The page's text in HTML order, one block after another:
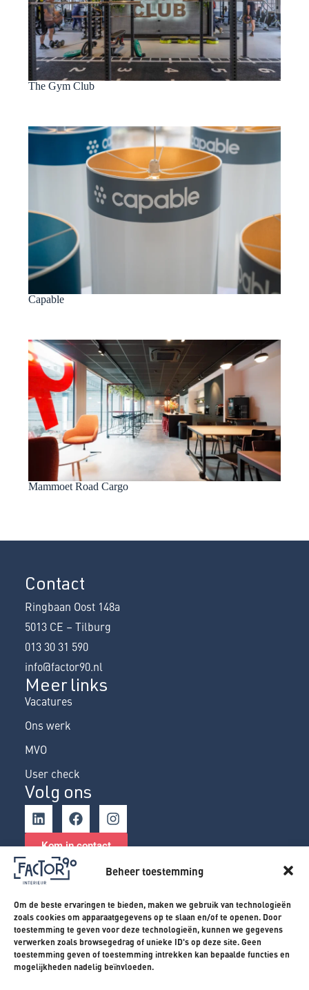
Beheer toestemming
Om de beste ervaringen te bieden, maken we gebruik van technologieën
zoals cookies om apparaatgegevens op te slaan en/of te openen. Door
toestemming te geven voor deze technologieën, kunnen we gegevens
verwerken zoals browsegedrag of unieke ID's op deze site. Geen
toestemming geven of toestemming intrekken kan bepaalde functies en
mogelijkheden nadelig beïnvloeden.
The Gym Club
Capable
Mammoet Road Cargo
Contact
Ringbaan Oost 148a
5013 CE – Tilburg
013 30 31 590
info@factor90.nl
Meer links
Vacatures
Ons werk
MVO
User check
Volg ons
Kom in contact
Algemene voorwaarden
Disclaimer
Privacyverklaring
Algemene voorwaarden
Disclaimer